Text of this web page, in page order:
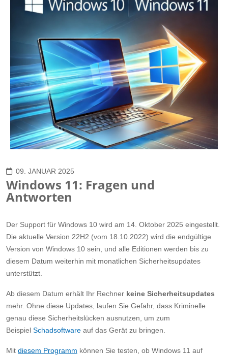
09. JANUAR 2025
Windows 11: Fragen und
Antworten
Der Support für Windows 10 wird am 14. Oktober 2025 eingestellt.
Die aktuelle Version 22H2 (vom 18.10.2022) wird die endgültige
Version von Windows 10 sein, und alle Editionen werden bis zu
diesem Datum weiterhin mit monatlichen Sicherheitsupdates
unterstützt.
Ab diesem Datum erhält Ihr Rechner keine Sicherheitsupdates
mehr. Ohne diese Updates, laufen Sie Gefahr, dass Kriminelle
genau diese Sicherheitslücken ausnutzen, um zum
Beispiel Schadsoftware auf das Gerät zu bringen.
Mit diesem Programm können Sie testen, ob Windows 11 auf